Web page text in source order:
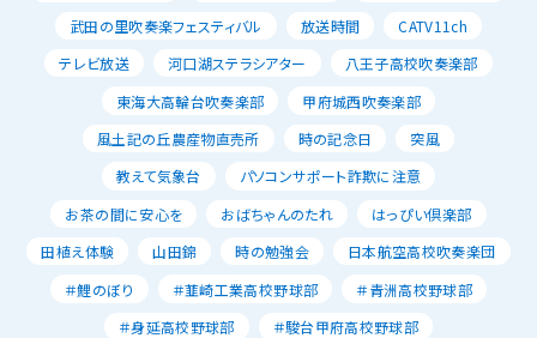
武田の里吹奏楽フェスティバル
放送時間
CATV11ch
テレビ放送
河口湖ステラシアター
八王子高校吹奏楽部
東海大高輪台吹奏楽部
甲府城西吹奏楽部
風土記の丘農産物直売所
時の記念日
突風
教えて気象台
パソコンサポート詐欺に注意
お茶の間に安心を
おばちゃんのたれ
はっぴい倶楽部
田植え体験
山田錦 時の勉強会
日本航空高校吹奏楽団
＃鯉のぼり
＃韮崎工業高校野球部
＃青洲高校野球部
＃身延高校野球部
＃駿台甲府高校野球部